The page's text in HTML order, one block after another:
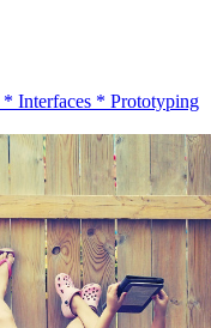
* Interfaces * Prototyping